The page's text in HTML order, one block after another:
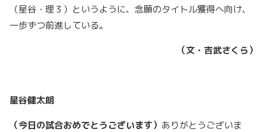
（星谷・理３）というように、念願のタイトル獲得へ向け、
一歩ずつ前進している。
（文・吉武さくら）
星谷健太朗
（今日の試合おめでとうございます） ありがとうございま